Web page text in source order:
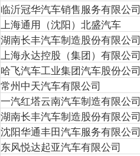
临沂冠华汽车销售服务有限公司
上海通用（沈阳）北盛汽车
湖南长丰汽车制造股份有限公司
上海永达控股（集团）有限公司
哈飞汽车工业集团汽车股份公司
常州中天汽车有限公司
一汽红塔云南汽车制造有限公司
湖南长丰汽车制造股份有限公司
沈阳华通丰田汽车服务有限公司
东风悦达起亚汽车有限公司